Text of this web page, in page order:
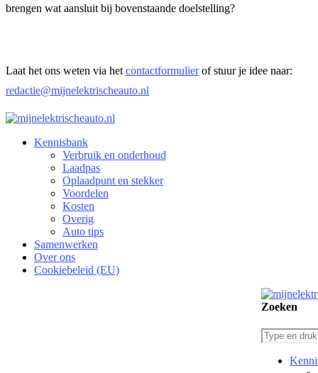
brengen wat aansluit bij bovenstaande doelstelling?
Laat het ons weten via het contactformulierof stuur je idee naar:
redactie@mijnelektrischeauto.nl
Kennisbank
Verbruik en onderhoud​
Laadpas
Oplaadpunt en stekker
Voordelen
Kosten
Overig
Auto tips
Samenwerken
Over ons
Cookiebeleid (EU)
Zoeken